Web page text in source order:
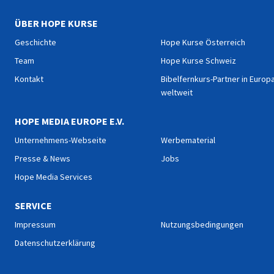
ÜBER HOPE KURSE
Geschichte
Team
Kontakt
Hope Kurse Österreich
Hope Kurse Schweiz
Bibelfernkurs-Partner in
weltweit
HOPE MEDIA EUROPE E.V.
Unternehmens-Webseite
Presse & News
Hope Media Services
Werbematerial
Jobs
SERVICE
Impressum
Datenschutzerklärung
Nutzungsbedingungen